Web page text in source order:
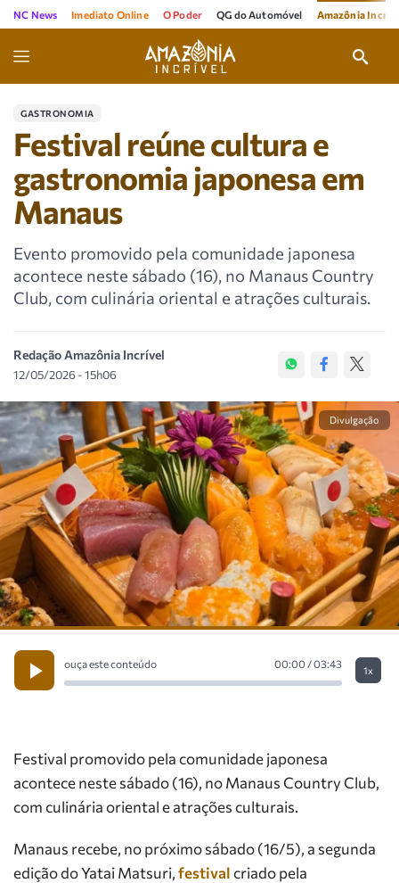
NC News Imediato Online O Poder QG do Automóvel Amazônia
GASTRONOMIA
Festival reúne cultura e
gastronomia japonesa em
Manaus
Evento promovido pela comunidade japonesa
acontece neste sábado (16), no Manaus Country
Club, com culinária oriental e atrações culturais.
Redação Amazônia Incrível
12/05/2026 - 15h06
Divulgação
ouça este conteúdo 00:00 / 03:43
1x
Festival promovido pela comunidade japonesa
acontece neste sábado (16), no Manaus Country Club,
com culinária oriental e atrações culturais.
Manaus recebe, no próximo sábado (16/5), a segunda
edição do Yatai Matsuri,festivalcriado pela